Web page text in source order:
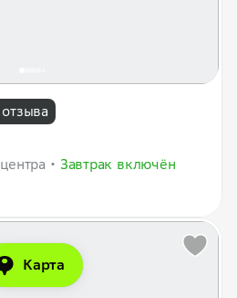
Завтрак включён
Карта